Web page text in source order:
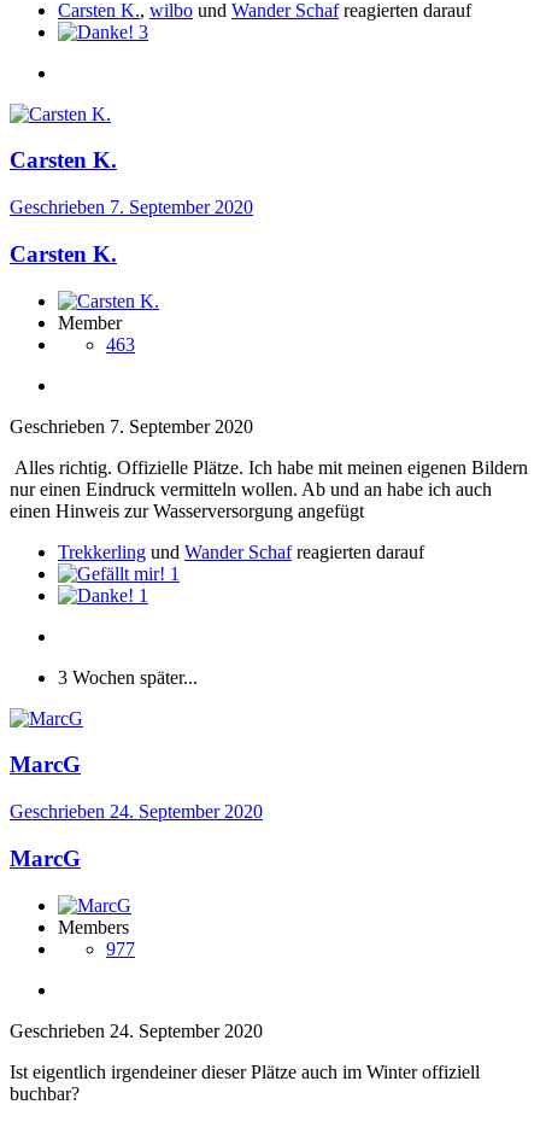
Carsten K., wilbo und Wander Schafreagierten darauf
3
Carsten K.
Geschrieben 7. September 2020
Carsten K.
Member
463
Geschrieben 7. September 2020
Alles richtig. Offizielle Plätze. Ich habe mit meinen eigenen Bildern
nur einen Eindruck vermitteln wollen. Ab und an habe ich auch
einen Hinweis zur Wasserversorgung angefügt
Trekkerling und Wander Schafreagierten darauf
1
1
3 Wochen später...
MarcG
Geschrieben 24. September 2020
MarcG
Members
977
Geschrieben 24. September 2020
Ist eigentlich irgendeiner dieser Plätze auch im Winter offiziell
buchbar?